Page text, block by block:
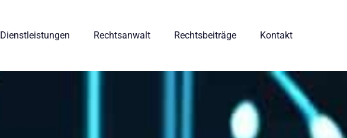
Dienstleistungen Rechtsanwalt Rechtsbeiträge Kontakt